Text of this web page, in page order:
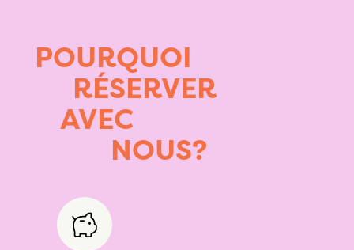
POURQUOI
RÉSERVER
AVEC
NOUS?